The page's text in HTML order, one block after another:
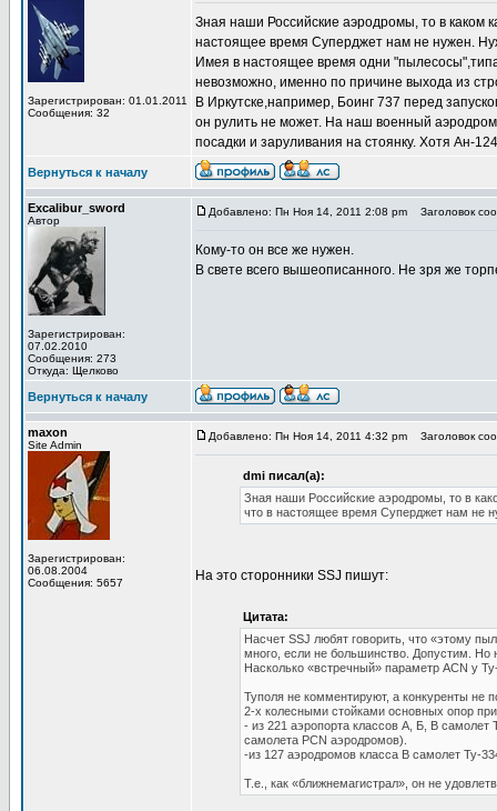
Зарегистрирован: 01.01.2011
Сообщения: 32
Зная наши Российские аэродромы, то в каком
настоящее время Суперджет нам не нужен.
Имея в настоящее время одни
невозможно, именно по причине выхода из
В Иркутске,например, Боинг 737 перед
он рулить не может. На наш военный
посадки и заруливания на стоянку. Хотя Ан-
Вернуться к началу
Excalibur_sword
Автор
Зарегистрирован:
07.02.2010
Сообщения: 273
Откуда: Щелково
Добавлено: Пн Ноя 14, 2011 2:08 pm Заголовок
Кому-то он все же нужен.
В свете всего вышеописанного. Не зря же
Вернуться к началу
maxon
Site Admin
Зарегистрирован:
06.08.2004
Сообщения: 5657
Добавлено: Пн Ноя 14, 2011 4:32 pm Заголовок
dmi писал(а):
Зная наши Российские аэродромы, то в
что в настоящее время Суперджет нам не
На это сторонники SSJ пишут:
Цитата:
Насчет SSJ любят говорить, что «этому
много, если не большинство. Допустим. Но
Насколько «встречный» параметр ACN у
Туполя не комментируют, а конкуренты не
2-х колесными стойками основных опор
- из 221 аэропорта классов А, Б, В самолет
самолета PCN аэродромов).
-из 127 аэродромов класса В самолет Ту-
Т.е., как «ближнемагистрал», он не